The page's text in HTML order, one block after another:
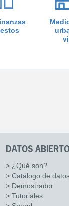
DATOS
> ¿Qué son?
> Catálogo de
> Demostrador
> Tutoriales